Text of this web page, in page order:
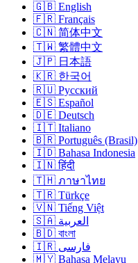
🇬🇧 English
🇫🇷 Français
🇨🇳 简体中文
🇹🇼 繁體中文
🇯🇵 日本語
🇰🇷 한국어
🇷🇺 Русский
🇪🇸 Español
🇩🇪 Deutsch
🇮🇹 Italiano
🇧🇷 Português (Brasil)
🇮🇩 Bahasa Indonesia
🇮🇳 हिंदी
🇹🇭 ภาษาไทย
🇹🇷 Türkçe
🇻🇳 Tiếng Việt
🇸🇦 العربية
🇧🇩 বাংলা
🇮🇷 فارسی
🇲🇾 Bahasa Melayu